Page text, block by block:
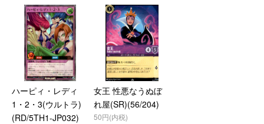
ハーピィ・レディ
1・2・3(ウルトラ)
(RD/5TH1-JP032)
女王 性悪なうぬぼ
れ屋(SR)(56/204)
50円(内税)